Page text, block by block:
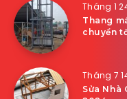
Tháng 1
Thang
chuyển
Tháng 7
Sửa Nhà